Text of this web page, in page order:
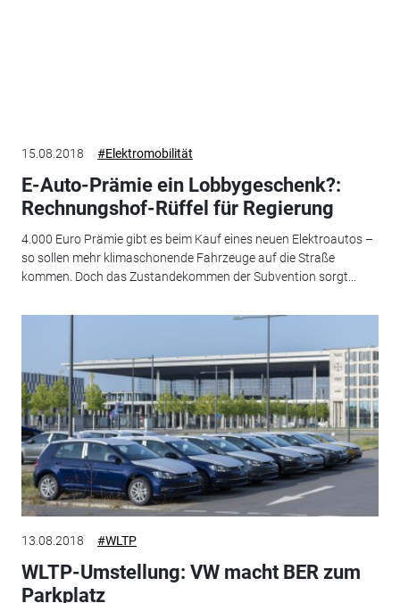
15.08.2018 #Elektromobilität
E-Auto-Prämie ein Lobbygeschenk?:
Rechnungshof-Rüffel für Regierung
4.000 Euro Prämie gibt es beim Kauf eines neuen Elektroautos –
so sollen mehr klimaschonende Fahrzeuge auf die Straße
kommen. Doch das Zustandekommen der Subvention sorgt...
13.08.2018 #WLTP
WLTP-Umstellung: VW macht BER zum
Parkplatz